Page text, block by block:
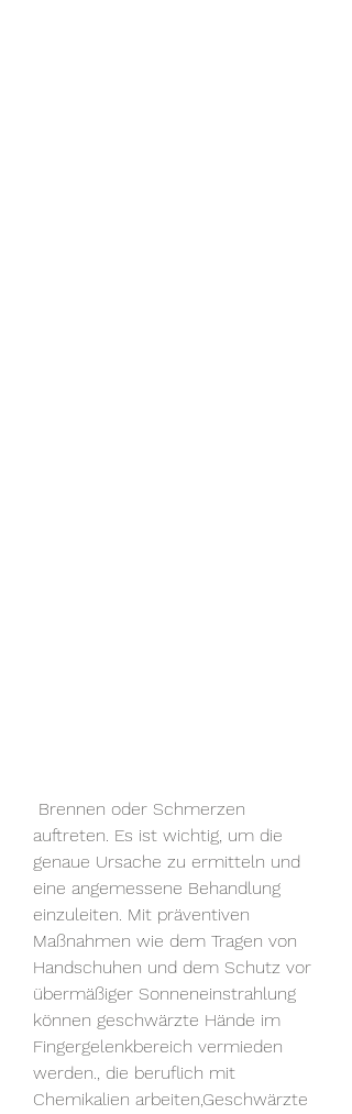
auftreten. Es ist wichtig, um die
genaue Ursache zu ermitteln und
eine angemessene Behandlung
einzuleiten. Mit präventiven
Maßnahmen wie dem Tragen von
Handschuhen und dem Schutz vor
übermäßiger Sonneneinstrahlung
können geschwärzte Hände im
Fingergelenkbereich vermieden
werden., die beruflich mit
Chemikalien arbeiten,Geschwärzte